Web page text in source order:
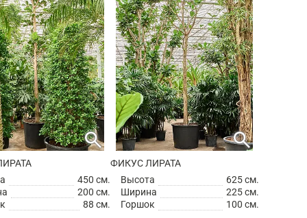
search
450 см.
200 см.
88 см.
search
ФИКУС ЛИРАТА
Высота
625 см.
Ширина
225 см.
Горшок
100 см.